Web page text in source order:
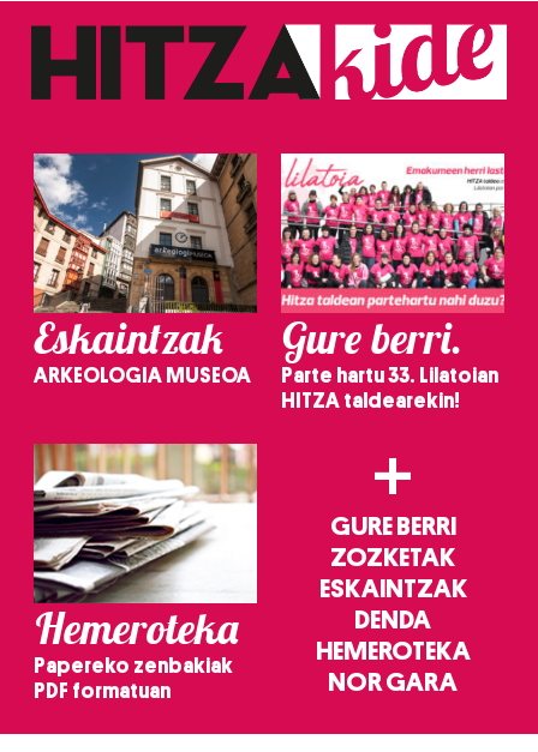
Eskaintzak
ARKEOLOGIA MUSEOA
Gure berri.
Parte hartu 33. Lilatoian
HITZA taldearekin!
Hemeroteka
Papereko zenbakiak
PDF formatuan
+
GURE BERRI
ZOZKETAK
ESKAINTZAK
DENDA
HEMEROTEKA
NOR GARA